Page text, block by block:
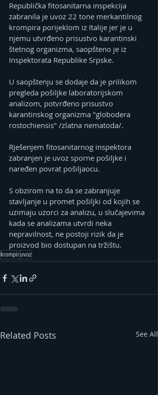
Republička fitosanitarna inspekcija
zabranila je uvoz 22 tone merkantilnog
krompira porijeklom iz Italije jer je u
njemu utvrđeno prisustvo karantinski
štetnog organizma, saopšteno je iz
Inspektorata Republike Srpske.
U saopštenju se dodaje da je prilikom
pregleda pošiljke laboratorijskom
analizom, potvrđeno prisustvo
karantinskog organizma "globodera
rostochiensis" /zlatna nematoda/.
Rješenjem fitosanitarnog inspektora
zabranjen je uvoz sporne pošiljke i
naređen povrat pošiljaocu.
S obzirom na to da se zabranjuje
stavljanje u promet pošiljki od kojih se
uzimaju uzorci za analizu, u slučajevima
kada se analizama utvrdi neka
nepravilnost, ne postoji rizik da je
proizvod bio dostupan na tržištu.
krompiruvoz
Related Posts See All